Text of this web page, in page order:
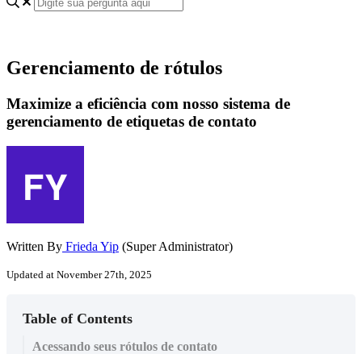
Gerenciamento de rótulos
Maximize a eficiência com nosso sistema de
gerenciamento de etiquetas de contato
Written By Frieda Yip (Super Administrator)
Updated at November 27th, 2025
Table of Contents
Acessando seus rótulos de contato